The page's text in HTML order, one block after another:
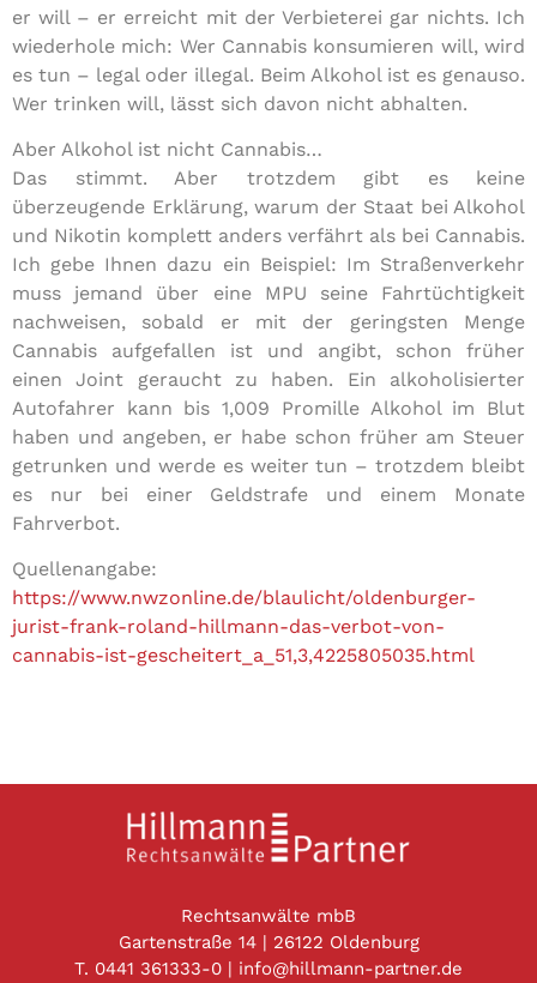
er will – er erreicht mit der Verbieterei gar nichts. Ich
wiederhole mich: Wer Cannabis konsumieren will, wird
es tun – legal oder illegal. Beim Alkohol ist es genauso.
Wer trinken will, lässt sich davon nicht abhalten.
Aber Alkohol ist nicht Cannabis…
Das stimmt. Aber trotzdem gibt es keine
überzeugende Erklärung, warum der Staat bei Alkohol
und Nikotin komplett anders verfährt als bei Cannabis.
Ich gebe Ihnen dazu ein Beispiel: Im Straßenverkehr
muss jemand über eine MPU seine Fahrtüchtigkeit
nachweisen, sobald er mit der geringsten Menge
Cannabis aufgefallen ist und angibt, schon früher
einen Joint geraucht zu haben. Ein alkoholisierter
Autofahrer kann bis 1,009 Promille Alkohol im Blut
haben und angeben, er habe schon früher am Steuer
getrunken und werde es weiter tun – trotzdem bleibt
es nur bei einer Geldstrafe und einem Monate
Fahrverbot.
Quellenangabe:
https://www.nwzonline.de/blaulicht/oldenburger-
jurist-frank-roland-hillmann-das-verbot-von-
cannabis-ist-gescheitert_a_51,3,4225805035.html
Rechtsanwälte mbB
Gartenstraße 14 | 26122 Oldenburg
T. 0441 361333-0 | info@hillmann-partner.de